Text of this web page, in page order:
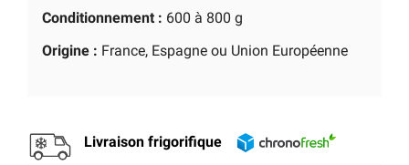
Livraison frigorifique
Conditionnement : 600 à 800 g
Origine : France, Espagne ou Union Européenne